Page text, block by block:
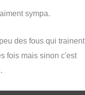
sympa.
des fous qui trainent
fois mais sinon c'est